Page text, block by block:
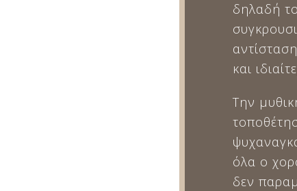
δηλαδή
και
Την
όλα ο
δεν